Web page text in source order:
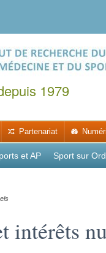
1979
Partenariat
et AP Sport sur
intérêts